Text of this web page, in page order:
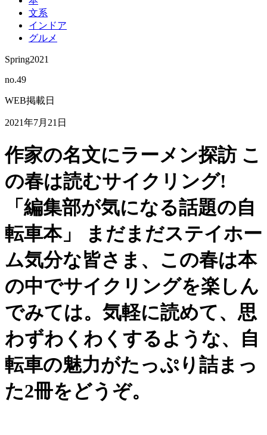
文系
インドア
グルメ
Spring2021
no.49
WEB掲載日
2021年7月21日
作家の名文にラーメン探訪 こ
の春は読むサイクリング!
「編集部が気になる話題の自
転車本」
まだまだステイホー
ム気分な皆さま、この春は本
の中でサイクリングを楽しん
でみては。気軽に読めて、思
わずわくわくするような、自
転車の魅力がたっぷり詰まっ
た2冊をどうぞ。